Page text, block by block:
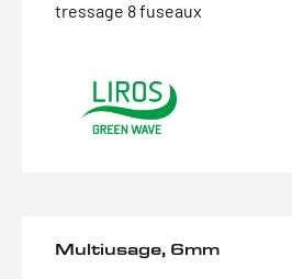
tressage 8 fuseaux
Multiusage, 6mm